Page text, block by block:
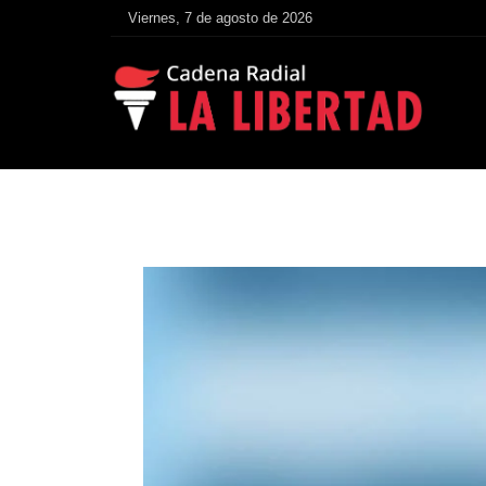
Viernes, 7 de agosto de 2026